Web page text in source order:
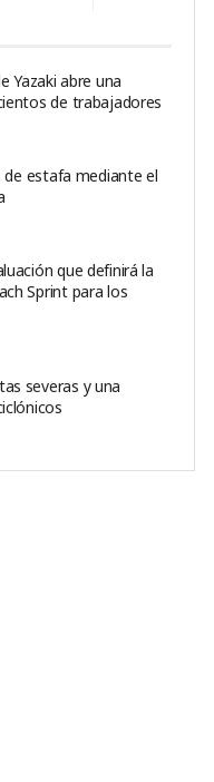
Yazaki abre una
de trabajadores
estafa mediante el
que definirá la
Sprint para los
severas y una